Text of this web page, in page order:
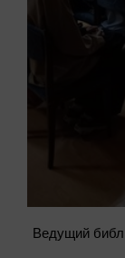
Ведущий